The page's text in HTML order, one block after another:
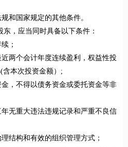
和国家规定的其他条件。
，应当同时具备以下条件：
；
近两个会计年度连续盈利，权益性投
含本次投资金额）;
金，不得以债务资金或委托资金等非
年无重大违法违规记录和严重不良信
结构和有效的组织管理方式；